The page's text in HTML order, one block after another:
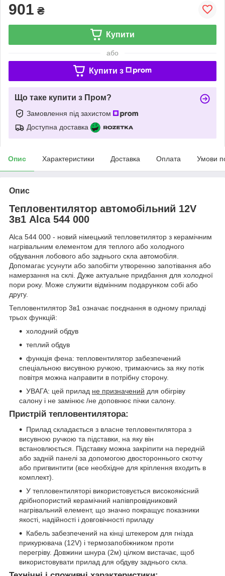
901 ₴
Купити
або
Купити з
Що таке купити з Пром?
Замовлення під захистом
Доступна доставка
Опис Характеристики Доставка Оплата Умови
Опис
Тепловентилятор автомобільний 12V
3в1 Alca 544 000
Alca 544 000 - новий німецький тепловетилятор з керамічним
нагрівальним елементом для теплого або холодного
обдування лобового або заднього скла автомобіля.
Допомагає усунути або запобігти утворенню запотівання або
намерзання на склі. Дуже актуальне придбання для холодної
пори року. Може служити відмінним подарунком собі або
другу.
Тепловентилятор 3в1 означає поєднання в одному приладі
трьох функцій:
холодний обдув
теплий обдув
функція фена: тепловентилятор забезпечений
спеціальною висувною ручкою, тримаючись за яку потік
повітря можна направити в потрібну сторону.
УВАГА: цей прилад не призначений для обігріву
салону і не замінює /не доповнює пічки салону.
Пристрій тепловентилятора:
Прилад складається з власне тепловентилятора з
висувною ручкою та підставки, на яку він
встановлюється. Підставку можна закріпити на передній
або задній панелі за допомогою двостороннього скотчу
або пригвинтити (все необхідне для кріплення входить в
комплект).
У тепловентиляторі використовується високоякісний
дрібнопористий керамічний напівпровідниковий
нагрівальний елемент, що значно покращує показники
якості, надійності і довговічності приладу
Кабель забезпечений на кінці штекером для гнізда
прикурювача (12V) і термозапобіжником проти
перегріву. Довжини шнура (2м) цілком вистачає, щоб
використовувати прилад для обдуву заднього скла.